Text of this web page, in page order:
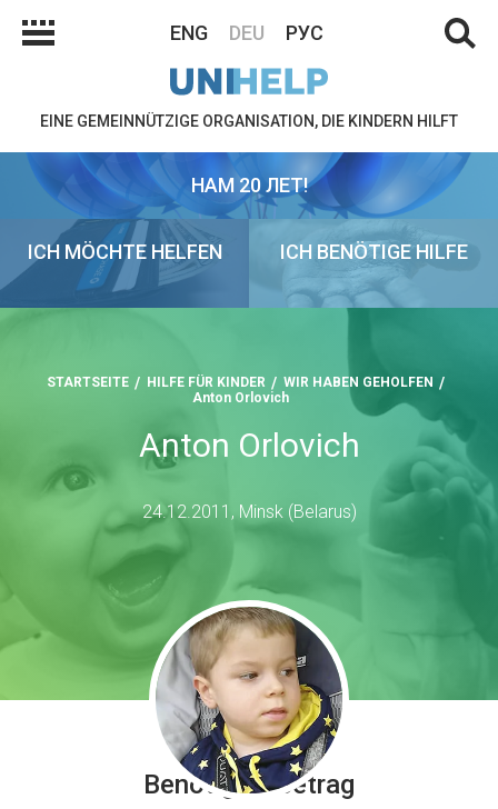
ENG DEU РУС
EINE GEMEINNÜTZIGE ORGANISATION, DIE KINDERN HILFT
НАМ 20 ЛЕТ!
ICH MÖCHTE HELFEN ICH BENÖTIGE HILFE
STARTSEITE HILFE FÜR KINDER
WIR HABEN GEHOLFEN
Anton Orlovich
Anton Orlovich
24.12.2011, Minsk (Belarus)
Benötigter Betrag